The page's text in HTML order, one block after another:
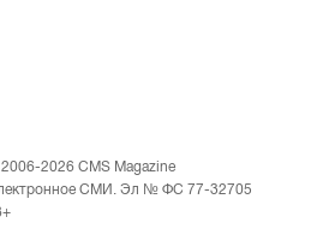
2026 CMS Magazine
СМИ. Эл № ФС 77-32705